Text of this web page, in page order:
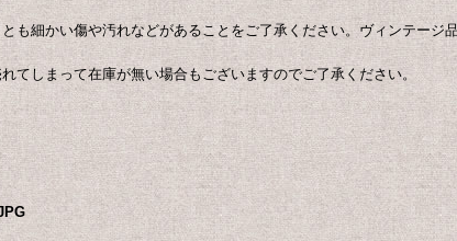
も細かい傷や汚れなどがあることをご了承ください。ヴィンテージ
てしまって在庫が無い場合もございますのでご了承ください。